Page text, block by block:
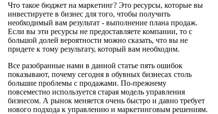
Что такое бюджет на маркетинг? Это ресурсы, которые вы
инвестируете в бизнес для того, чтобы получить
необходимый вам результат - выполнение плана продаж.
Если вы эти ресурсы не предоставляете компании, то с
большой долей вероятности можно сказать, что вы не
придете к тому результату, который вам необходим.
Все разобранные нами в данной статье пять ошибок
показывают, почему сегодня в обувных бизнесах столь
большие проблемы с продажами. По-прежнему
повсеместно используется старая модель управления
бизнесом. А рынок меняется очень быстро и давно требует
нового подхода к управлению и маркетинговым решениям.